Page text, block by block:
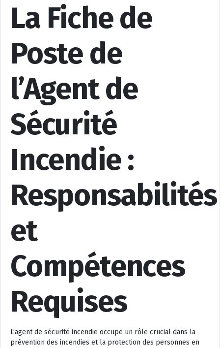
La Fiche de
Poste de
l’Agent de
Sécurité
Incendie :
Responsabilités
et
Compétences
Requises
L’agent de sécurité incendie occupe un rôle crucial dans la
prévention des incendies et la protection des personnes en